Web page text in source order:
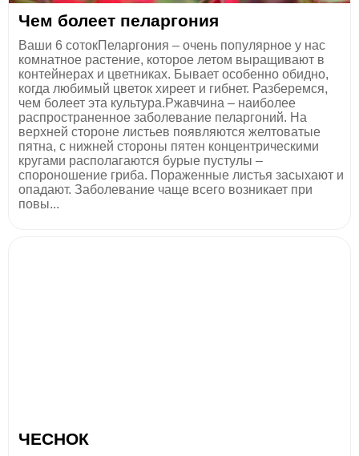
Чем болеет пеларгония
Ваши 6 сотокПеларгония – очень популярное у нас
комнатное растение, которое летом выращивают в
контейнерах и цветниках. Бывает особенно обидно,
когда любимый цветок хиреет и гибнет. Разберемся,
чем болеет эта культура.Ржавчина – наиболее
распространенное заболевание пеларгоний. На
верхней стороне листьев появляются желтоватые
пятна, с нижней стороны пятен концентрическими
кругами располагаются бурые пустулы –
спороношение гриба. Пораженные листья засыхают и
опадают. Заболевание чаще всего возникает при
повы...
ЧЕСНОК